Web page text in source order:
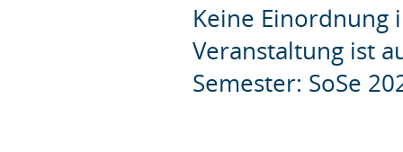
Keine Einordnung
Veranstaltung ist
Semester: SoSe